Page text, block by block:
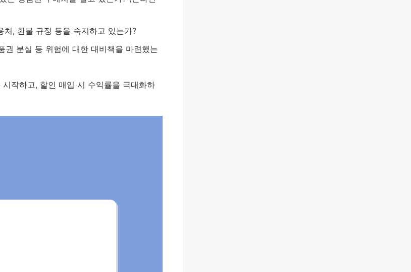
처, 환불 규정 등을 숙지하고 있는가?
권 분실 등 위험에 대한 대비책을 마련했는
작하고, 할인 매입 시 수익률을 극대화하